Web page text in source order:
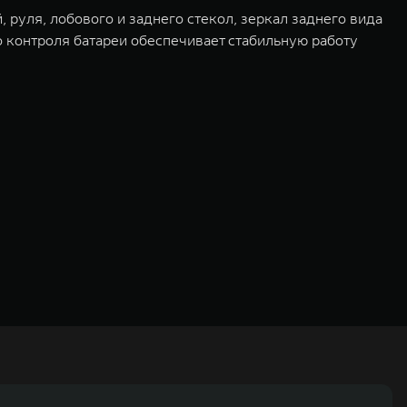
лобового и заднего стекол, зеркал заднего вида
батареи обеспечивает стабильную работу